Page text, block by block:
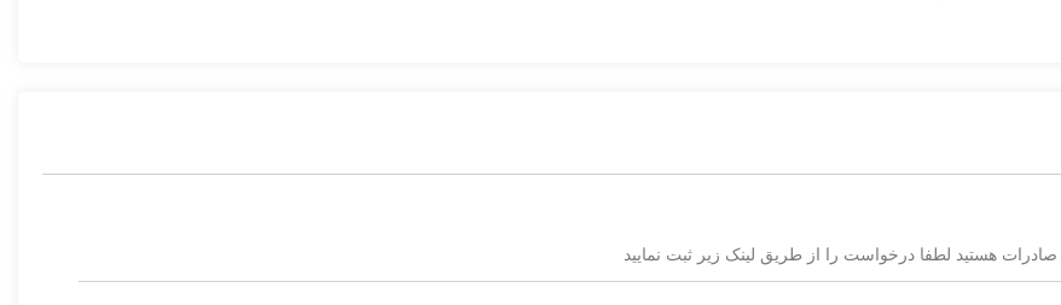
هستید لطفا درخواست را از طریق لینک زیر ثبت نمایید